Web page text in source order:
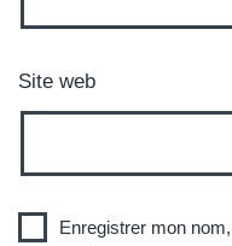
Site web
Enregistrer mon